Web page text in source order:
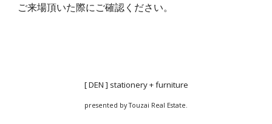
ご来場頂いた際にご確認ください。
[ DEN ] stationery + furniture
presented by Touzai Real Estate.